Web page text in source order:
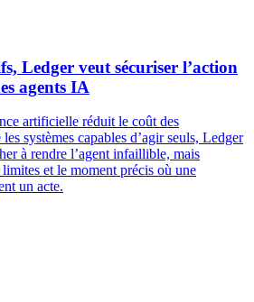
Ledger veut sécuriser l’action
agents IA
artificielle réduit le coût des
systèmes capables d’agir seuls, Ledger
à rendre l’agent infaillible, mais
limites et le moment précis où une
un acte.